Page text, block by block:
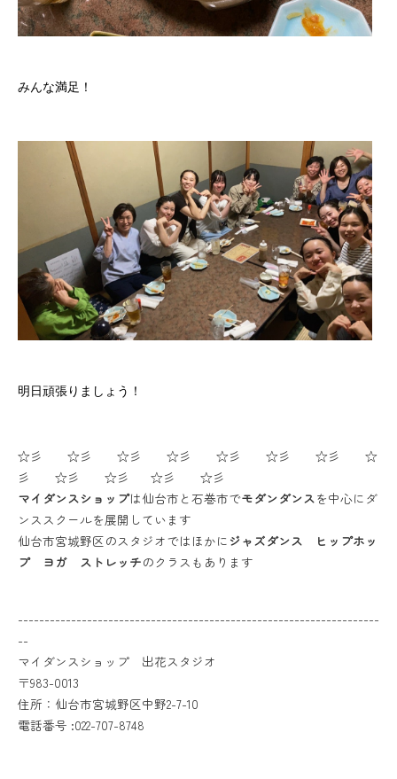
みんな満足！
明日頑張りましょう！
☆彡 ☆彡 ☆彡 ☆彡 ☆彡 ☆彡 ☆彡 ☆
彡 ☆彡 ☆彡 ☆彡 ☆彡
マイダンスショップは仙台市と石巻市でモダンダンスを中心にダ
ンススクールを展開しています
仙台市宮城野区のスタジオではほかに ジャズダンス ヒップホッ
プ ヨガ ストレッチのクラスもあります
--------------------------------------------------------------------
--
マイダンスショップ 出花スタジオ
〒983-0013
住所：仙台市宮城野区中野2-7-10
電話番号 :022-707-8748